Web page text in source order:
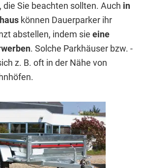
die Sie beachten sollten. Auch in
können Dauerparker ihr
abstellen, indem sie eine
. Solche Parkhäuser bzw. -
z. B. oft in der Nähe von